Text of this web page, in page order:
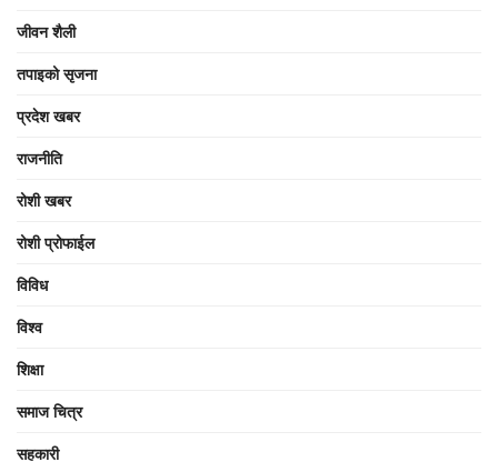
जीवन शैली
तपाइको सृजना
प्रदेश खबर
राजनीति
रोशी खबर
रोशी प्रोफाईल
विविध
विश्व
शिक्षा
समाज चित्र
सहकारी